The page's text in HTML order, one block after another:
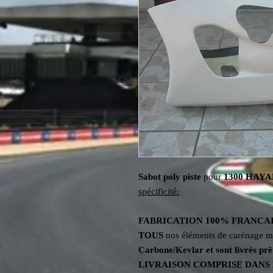
Sabot poly piste pour1300
spécificité:
FABRICATION 100%
TOUS nos éléments de carénage
Carbone/Kevlar et sont livrés
LIVRAISON COMPRISE